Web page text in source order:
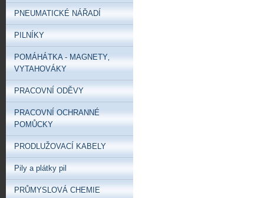
PNEUMATICKÉ NÁŘADÍ
PILNÍKY
POMÁHÁTKA - MAGNETY‚
VYTAHOVÁKY
PRACOVNÍ ODĚVY
PRACOVNÍ OCHRANNÉ
POMŮCKY
PRODLUŽOVACÍ KABELY
Pily a plátky pil
PRŮMYSLOVÁ CHEMIE